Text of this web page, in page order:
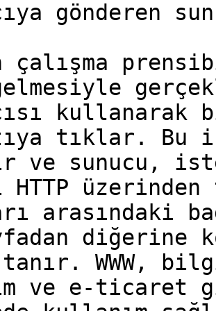
gönderen
çalışma
kullanarak
tıklar. Bu
sunucu,
HTTP
arasındaki
diğerine
WWW,
ve e-ticaret